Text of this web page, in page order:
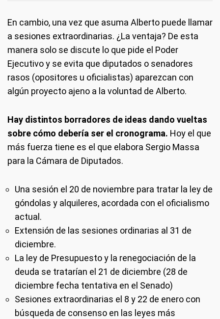
En cambio, una vez que asuma Alberto puede llamar
a sesiones extraordinarias. ¿La ventaja? De esta
manera solo se discute lo que pide el Poder
Ejecutivo y se evita que diputados o senadores
rasos (opositores u oficialistas) aparezcan con
algún proyecto ajeno a la voluntad de Alberto.
Hay distintos borradores de ideas dando vueltas
sobre cómo debería ser el cronograma. Hoy el que
más fuerza tiene es el que elabora Sergio Massa
para la Cámara de Diputados.
Una sesión el 20 de noviembre para tratar la ley de
góndolas y alquileres, acordada con el oficialismo
actual.
Extensión de las sesiones ordinarias al 31 de
diciembre.
La ley de Presupuesto y la renegociación de la
deuda se tratarían el 21 de diciembre (28 de
diciembre fecha tentativa en el Senado)
Sesiones extraordinarias el 8 y 22 de enero con
búsqueda de consenso en las leyes más